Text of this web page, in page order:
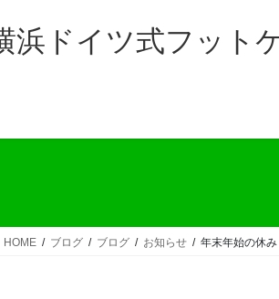
浜ドイツ式フット
HOME ブログ ブログ お知らせ 年末年始の休み